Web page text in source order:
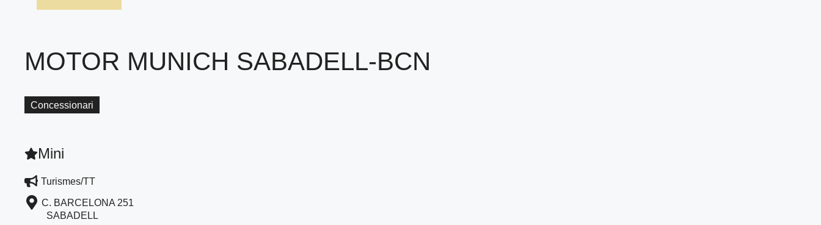
MOTOR MUNICH SABADELL-BCN
Concessionari
Mini
Turismes/TT
C. BARCELONA 251
SABADELL